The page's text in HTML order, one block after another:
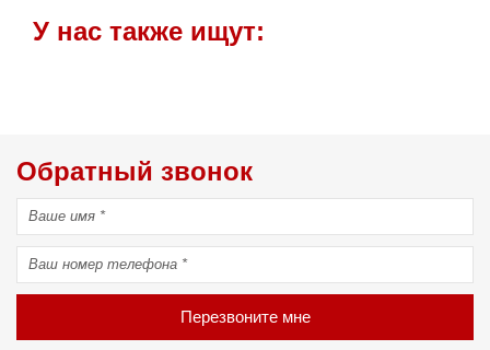
У нас также ищут:
Обратный звонок
Перезвоните мне